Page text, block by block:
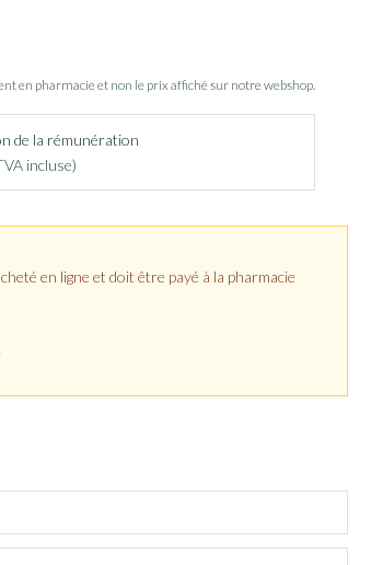
en pharmacie et non le prix affiché sur notre webshop.
de la rémunération
incluse)
en ligne et doit être payé à la pharmacie